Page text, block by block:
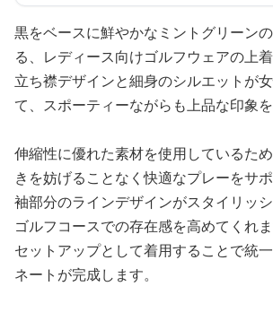
黒をベースに鮮やかなミントグリーン
る、レディース向けゴルフウェアの上着
立ち襟デザインと細身のシルエットが
て、スポーティーながらも上品な印象を
伸縮性に優れた素材を使用しているた
きを妨げることなく快適なプレーをサポ
袖部分のラインデザインがスタイリッシ
ゴルフコースでの存在感を高めてくれま
セットアップとして着用することで統
ネートが完成します。